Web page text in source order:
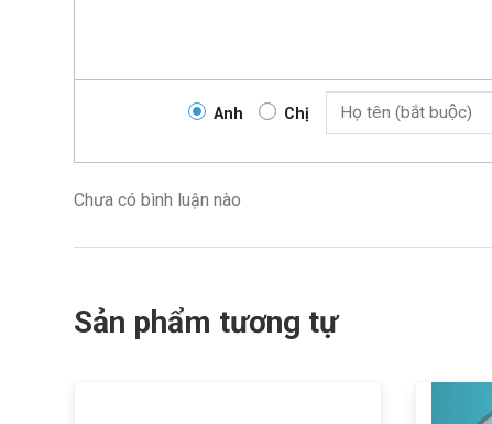
Anh Chị
Chưa có bình luận nào
Sản phẩm tương tự